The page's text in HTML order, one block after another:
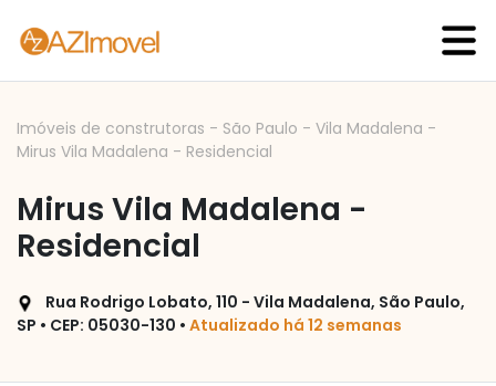
Imóveis de construtoras - São Paulo - Vila Madalena -
Mirus Vila Madalena - Residencial
Mirus Vila Madalena -
Residencial
Rua Rodrigo Lobato, 110 - Vila Madalena, São Paulo,
SP • CEP: 05030-130 • Atualizado há 12 semanas